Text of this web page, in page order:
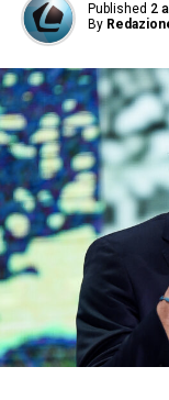
Published 2
By